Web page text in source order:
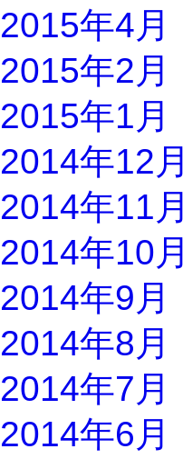
2015年4月
2015年2月
2015年1月
2014年12月
2014年11月
2014年10月
2014年9月
2014年8月
2014年7月
2014年6月